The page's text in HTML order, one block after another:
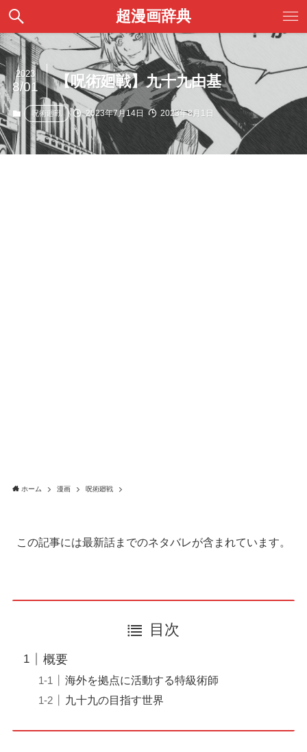
超漫画辞典
【呪術廻戦】九十九由基
2023
8/01
呪術廻戦 2023年7月14日 2023年8月1日
ホーム 漫画 呪術廻戦
この記事には最新話までのネタバレが含まれています。
目次
概要
海外を拠点に活動する特級術師
九十九の目指す世界